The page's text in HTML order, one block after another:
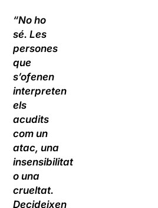
“No ho
sé. Les
persones
que
s’ofenen
interpreten
els
acudits
com un
atac, una
insensibilitat
o una
crueltat.
Decideixen